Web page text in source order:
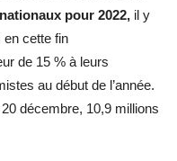
pour 2022, il y
en cette fin
de 15 % à leurs
au début de l’année.
20 décembre, 10,9 millions